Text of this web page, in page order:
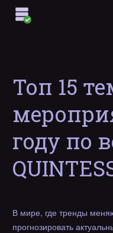
Топ 15
году по
В мире, где тренды
прогнозировать